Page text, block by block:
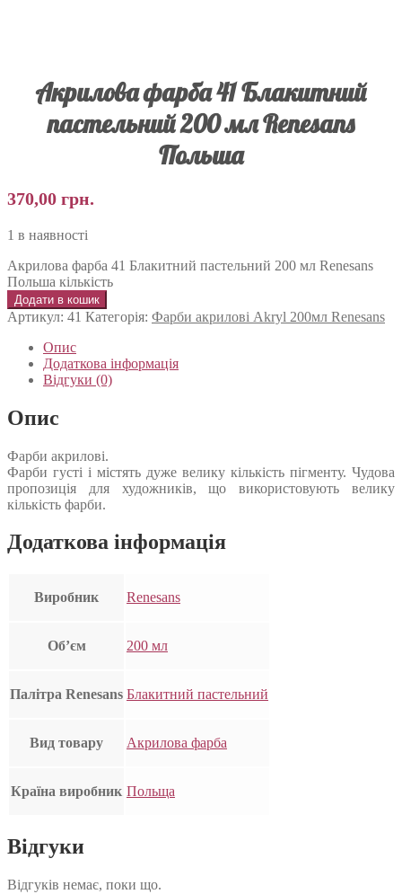
Акрилова фарба 41 Блакитний
пастельний 200 мл Renesans
Польша
370,00 грн.
1 в наявності
Акрилова фарба 41 Блакитний пастельний 200 мл Renesans
Польша кількість
Додати в кошик
Артикул: 41 Категорія: Фарби акрилові Akryl 200мл Renesans
Опис
Додаткова інформація
Відгуки (0)
Опис
Фарби акрилові.
Фарби густі і містять дуже велику кількість пігменту. Чудова
пропозиція для художників, що використовують велику
кількість фарби.
Додаткова інформація
Виробник Renesans
Об’єм 200 мл
Палітра Renesans Блакитний пастельний
Вид товару Акрилова фарба
Країна виробник Польща
Відгуки
Відгуків немає, поки що.